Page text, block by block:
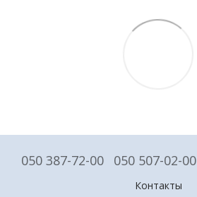
050 387-72-00 050 507-02-00
Контакты